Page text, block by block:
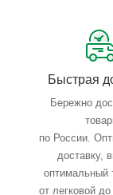
Быстрая
Бережно
по России.
доставку,
оптимальный
от легковой